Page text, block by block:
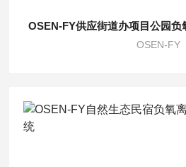
OSEN-FY供应街道办项目公园
OSEN-FY